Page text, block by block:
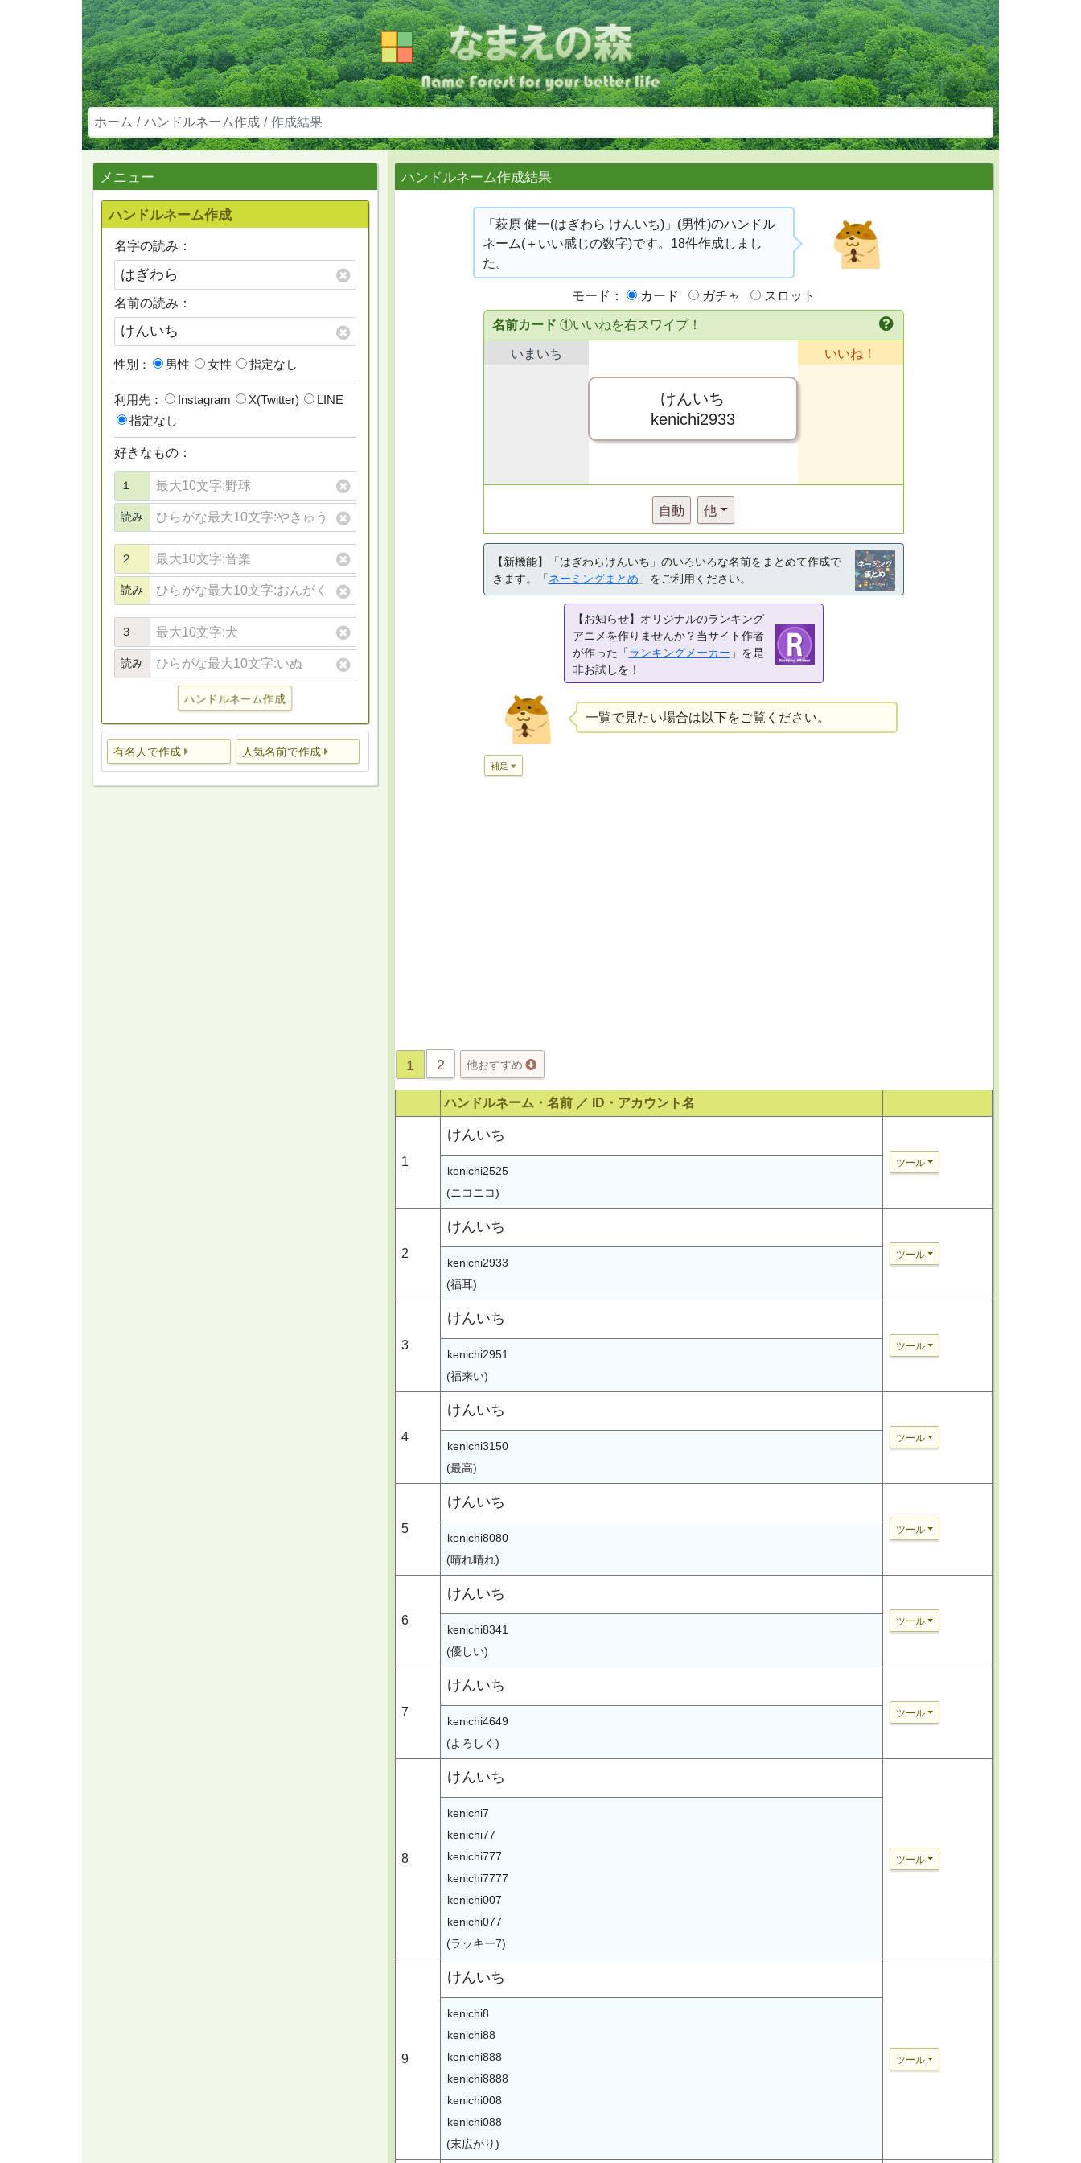
ホーム ハンドルネーム作成 作成結果
メニュー
ハンドルネーム作成
名字の読み：
名前の読み：
性別： 男性 女性 指定なし
利用先： Instagram X(Twitter)
LINE
指定なし
好きなもの：
１
読み
２
読み
３
読み
ハンドルネーム作成
有名人で作成 人気名前で作成
ハンドルネーム作成結果
「萩原 健一(はぎわら けんいち)」(男性)のハンドル
ネーム(＋いい感じの数字)です。18件作成しまし
た。
モード： カード ガチャ スロット
名前カード ①いいねを右スワイプ！
いまいち
けんいち
kenichi2933
いいね！
自動 他
【新機能】「はぎわらけんいち」のいろいろな名前をまとめて作成で
きます。「ネーミングまとめ 」をご利用ください。
【お知らせ】オリジナルのランキング
アニメを作りませんか？当サイト作者
が作った「ランキングメーカー 」を是
非お試しを！
一覧で見たい場合は以下をご覧ください。
補足
1 2 他おすすめ
ハンドルネーム・名前 ／ ID・アカウント名
1
けんいち
ツール
kenichi2525
(ニコニコ)
2
けんいち
ツール
kenichi2933
(福耳)
3
けんいち
ツール
kenichi2951
(福来い)
4
けんいち
ツール
kenichi3150
(最高)
5
けんいち
ツール
kenichi8080
(晴れ晴れ)
6
けんいち
ツール
kenichi8341
(優しい)
7
けんいち
ツール
kenichi4649
(よろしく)
8
けんいち
ツール
kenichi7
kenichi77
kenichi777
kenichi7777
kenichi007
kenichi077
(ラッキー7)
9
けんいち
ツール
kenichi8
kenichi88
kenichi888
kenichi8888
kenichi008
kenichi088
(末広がり)